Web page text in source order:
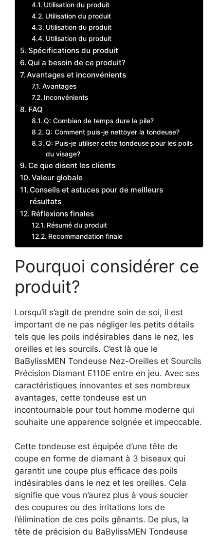
Utilisation du produit
Utilisation du produit
Utilisation du produit
Utilisation du produit
Spécifications du produit
Qui a besoin de ce produit?
Avantages et inconvénients
Avantages
Inconvénients
FAQ
Q: Combien de temps dure la pile?
Q: Comment puis-je nettoyer la tondeuse?
Q: Puis-je utiliser cette tondeuse pour les poils
du visage?
Ce que disent les clients
Valeur globale
Conseils et astuces pour de meilleurs
résultats
Réflexions finales
Résumé du produit
Recommandation finale
Pourquoi considérer ce
produit?
Lorsqu’il s’agit de prendre soin de soi, il est
important de ne pas négliger les petits détails
tels que les poils indésirables dans le nez, les
oreilles et les sourcils. C’est là que le
BaBylissMEN Tondeuse Nez-Oreilles et Sourcils
Précision Diamant E110E entre en jeu. Avec ses
caractéristiques innovantes et ses nombreux
avantages, cette tondeuse est un
incontournable pour tout homme moderne qui
souhaite une apparence soignée et impeccable.
Cette tondeuse est équipée d’une tête de
coupe en forme de diamant à 3 biseaux qui
garantit une coupe plus efficace des poils
indésirables dans le nez et les oreilles. Cela
signifie que vous n’aurez plus à vous soucier
des coupures ou des irritations lors de
l’élimination de ces poils gênants. De plus, la
tête de précision du BaBylissMEN Tondeuse